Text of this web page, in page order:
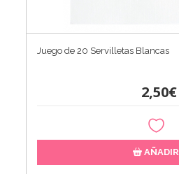
Juego de 20 Servilletas Blancas
2,50€
AÑADIR